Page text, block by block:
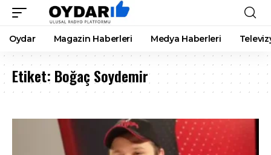
Oydar Magazin Haberleri Medya Haberleri
Etiket: Boğaç Soydemir